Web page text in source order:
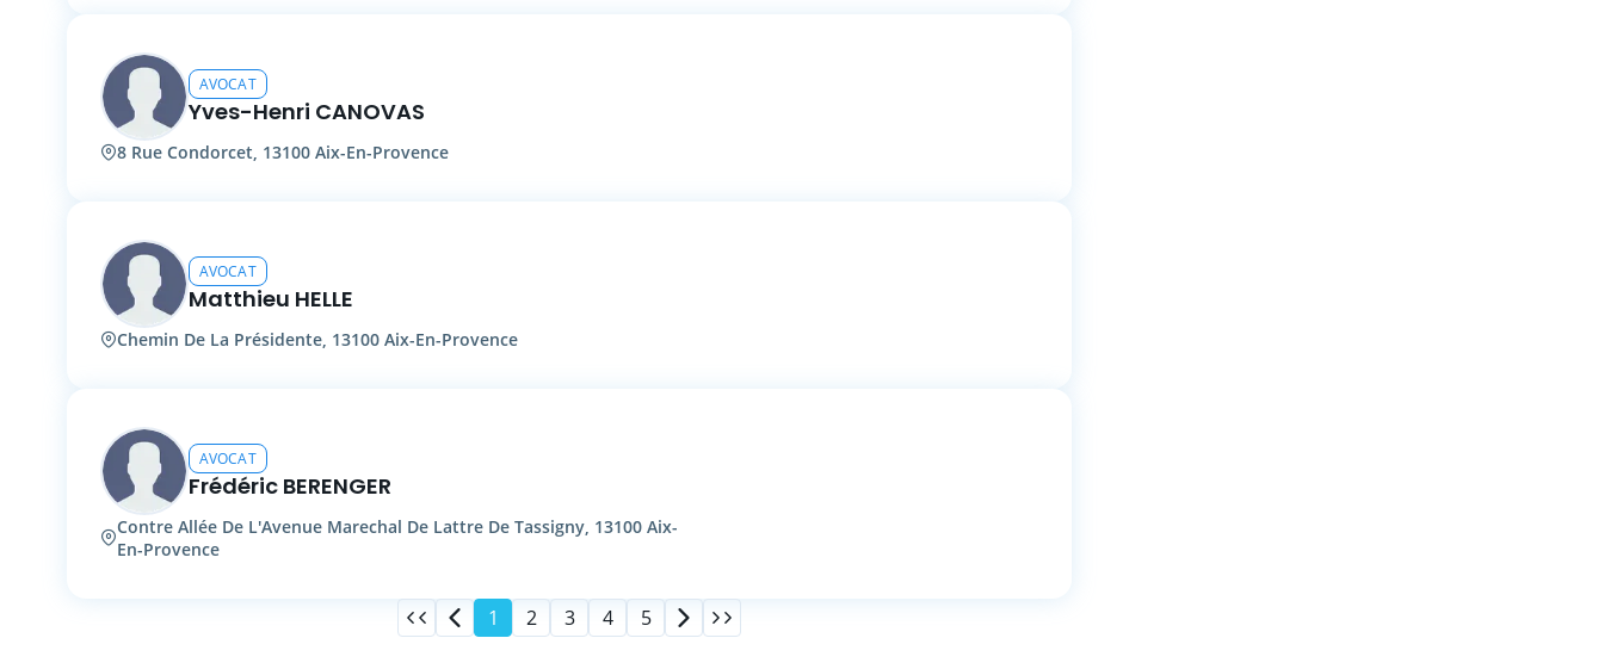
AVOCAT
Yves-Henri CANOVAS
8 Rue Condorcet, 13100 Aix-En-Provence
AVOCAT
Matthieu HELLE
Chemin De La Présidente, 13100 Aix-En-Provence
AVOCAT
Frédéric BERENGER
Contre Allée De L'Avenue Marechal De Lattre De Tassigny, 13100 Aix-
En-Provence
1 2 3 4 5